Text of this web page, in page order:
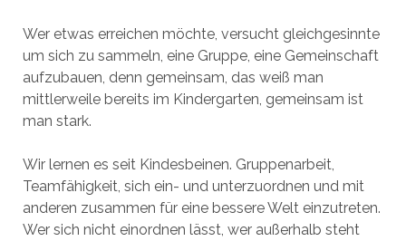
Wer etwas erreichen möchte, versucht gleichgesinnte
um sich zu sammeln, eine Gruppe, eine Gemeinschaft
aufzubauen, denn gemeinsam, das weiß man
mittlerweile bereits im Kindergarten, gemeinsam ist
man stark.
Wir lernen es seit Kindesbeinen. Gruppenarbeit,
Teamfähigkeit, sich ein- und unterzuordnen und mit
anderen zusammen für eine bessere Welt einzutreten.
Wer sich nicht einordnen lässt, wer außerhalb steht